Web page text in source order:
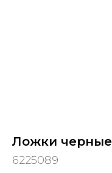
Ложки черные
6225089